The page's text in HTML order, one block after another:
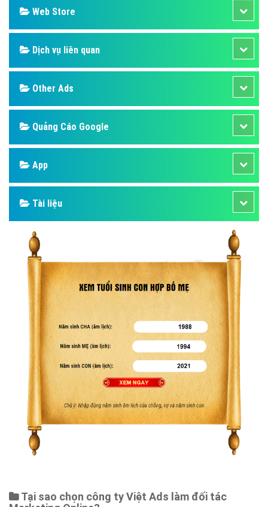
Web Store
Dịch vụ liên quan
Other Ads
Quảng Cáo Google
App
Tài liệu
Tại sao chọn công ty Việt Ads làm đối tác